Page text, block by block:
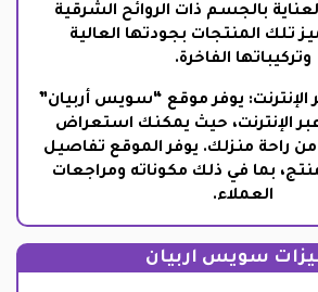
بالجسم ذات الروائح الشرقية
تلك المنتجات بجودتها العالية
وتركيباتها الفاخرة.
الإنترنت: يوفر موقع “سويس أربيان”
الإنترنت، حيث يمكنك استعراض
راحة منزلك. يوفر الموقع تفاصيل
بما في ذلك مكوناته ومراجعات
العملاء.
سويس اربيان